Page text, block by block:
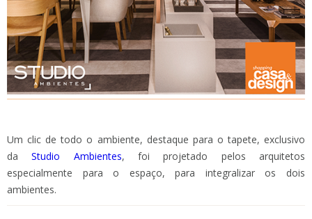
Um clic de todo o ambiente, destaque para o tapete, exclusivo
daStudio Ambientes, foi projetado pelos arquitetos
especialmente para o espaço, para integralizar os dois
ambientes.